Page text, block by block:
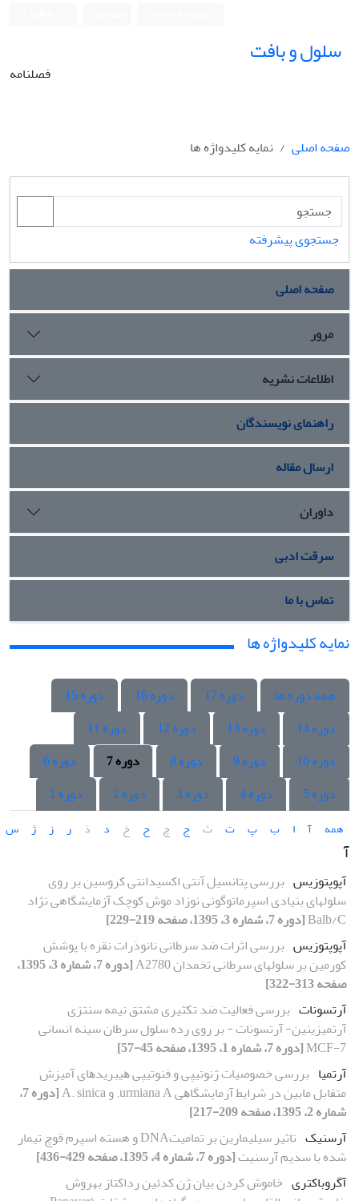
سلول و بافت
فصلنامه
صفحه اصلی نمایه کلیدواژه ها
جستجوی پیشرفته
صفحه اصلی
مرور
اطلاعات نشریه
راهنمای نویسندگان
ارسال مقاله
داوران
سرقت ادبی
تماس با ما
نمایه کلیدواژه ها
همه دوره ها دوره 17 دوره 16
دوره 15
دوره 14
دوره 13 دوره 12
دوره 11
دوره 10
دوره 9 دوره 8 دوره 7
دوره 6
دوره 5
دوره 4 دوره 3 دوره 2 دوره 1
همه آ ا ب پ ت ث ج چ ح خ د ذ ر ز ژ س
آ
آپوپتوزیس بررسی پتانسیل آنتی اکسیدانتی کروسین بر روی
سلول‏های بنیادی اسپرماتوگونی نوزاد موش کوچک آزمایشگاهی نژاد
Balb/C[دوره 7، شماره 3، 1395، صفحه 219-229]
آپوپتوزیس بررسی اثرات ضد سرطانی نانوذرات نقره با پوشش
کورمین بر سلول‏های سرطانی تخمدان A2780
[دوره 7، شماره 3، 1395،
صفحه 313-322]
آرتسونات بررسی فعالیت‌ ضد تکثیری مشتق نیمه سنتزی
آرتمیزینین- آرتسونات - بر روی رده سلول سرطان سینه انسانی
MCF-7[دوره 7، شماره 1، 1395، صفحه 45-57]
آرتمیا ﺑﺮرﺳﯽ ﺧﺼﻮﺻﯿﺎت ژﻧﻮﺗﯿﭙﯽ و فنوتیپی ﻫﯿﺒﺮﯾﺪﻫﺎی آﻣﯿﺰش
ﻣﺘﻘﺎﺑﻞ ﻣﺎﺑﯿﻦ در ﺷﺮاﯾﻂ آزﻣﺎﯾﺸﮕﺎﻫﯽ urmiana A. و A. sinica
[دوره 7،
شماره 2، 1395، صفحه 209-217]
آرسنیک
تاثیر سیلیمارین بر تمامیتDNA و هسته اسپرم قوچ تیمار
شده با سدیم آرسنیت[دوره 7، شماره 4، 1395، صفحه 429-436]
آگروباکتری خاموش کردن بیان ژن کدئین رداکتاز به‏روش